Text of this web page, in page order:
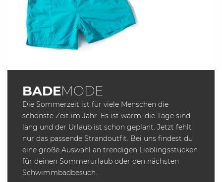
BADEMODE
Die Sommerzeit ist für viele Menschen die
schönste Zeit im Jahr. Es ist warm, die Tage sind
lang und der Urlaub ist schon geplant. Jetzt fehlt
nur das passende Strandoutfit. Bei uns findest du
eine große Auswahl an trendigen Lieblingsstücken
für deinen Sommerurlaub oder den nächsten
Schwimmbadbesuch.